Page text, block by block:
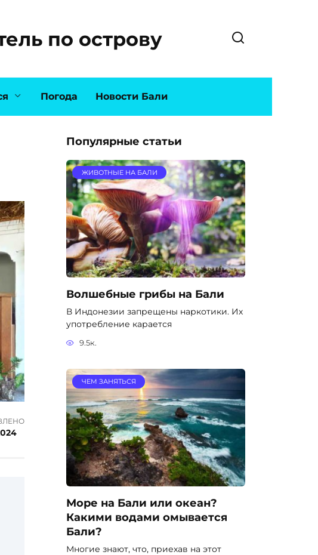
по острову
Погода Новости Бали
Популярные статьи
ЖИВОТНЫЕ НА БАЛИ
Волшебные грибы на Бали
В Индонезии запрещены наркотики. Их
употребление карается
9.5к.
ЧЕМ ЗАНЯТЬСЯ
Море на Бали или океан?
Какими водами омывается
Бали?
Многие знают, что, приехав на этот